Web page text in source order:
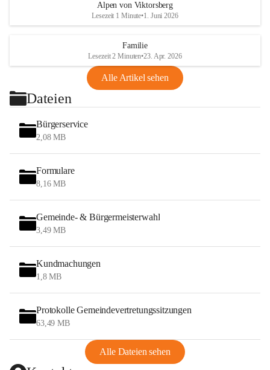
Alpen von Viktorsberg
Lesezeit 1 Minute•1. Juni 2026
Familie
Lesezeit 2 Minuten•23. Apr. 2026
Alle Artikel sehen
Dateien
Bürgerservice
2,08 MB
Formulare
8,16 MB
Gemeinde- & Bürgermeisterwahl
3,49 MB
Kundmachungen
1,8 MB
Protokolle Gemeindevertretungssitzungen
63,49 MB
Alle Dateien sehen